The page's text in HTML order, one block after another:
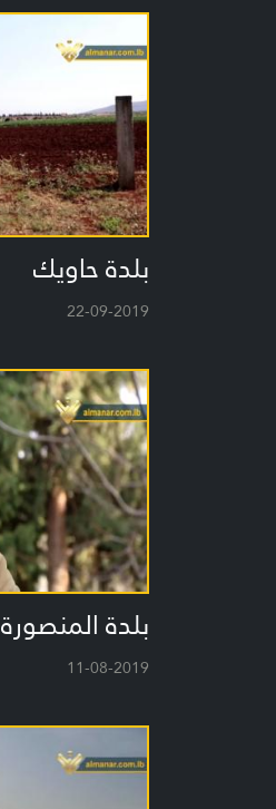
بلدة حاويك
22-09-2019
بلدة المنصورة
11-08-2019